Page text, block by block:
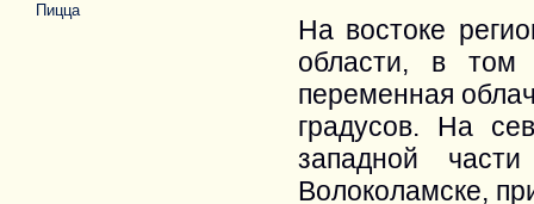
На востоке
области, в том
переменная
градусов. На
западной
Волоколамске,
Пицца